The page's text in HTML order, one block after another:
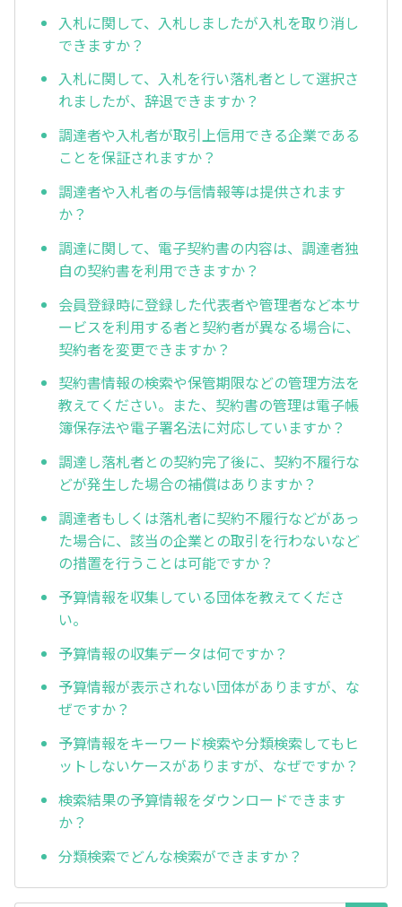
入札に関して、入札しましたが入札を取り消し
できますか？
入札に関して、入札を行い落札者として選択さ
れましたが、辞退できますか？
調達者や入札者が取引上信用できる企業である
ことを保証されますか？
調達者や入札者の与信情報等は提供されます
か？
調達に関して、電子契約書の内容は、調達者独
自の契約書を利用できますか？
会員登録時に登録した代表者や管理者など本サ
ービスを利用する者と契約者が異なる場合に、
契約者を変更できますか？
契約書情報の検索や保管期限などの管理方法を
教えてください。また、契約書の管理は電子帳
簿保存法や電子署名法に対応していますか？
調達し落札者との契約完了後に、契約不履行な
どが発生した場合の補償はありますか？
調達者もしくは落札者に契約不履行などがあっ
た場合に、該当の企業との取引を行わないなど
の措置を行うことは可能ですか？
予算情報を収集している団体を教えてくださ
い。
予算情報の収集データは何ですか？
予算情報が表示されない団体がありますが、な
ぜですか？
予算情報をキーワード検索や分類検索してもヒ
ットしないケースがありますが、なぜですか？
検索結果の予算情報をダウンロードできます
か？
分類検索でどんな検索ができますか？